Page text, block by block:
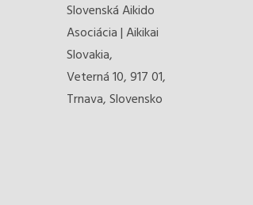
Slovenská Aikido
Asociácia | Aikikai
Slovakia,
Veterná 10, 917 01,
Trnava, Slovensko